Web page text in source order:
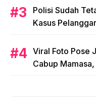
Polisi Sudah
Kasus
Viral Foto Pose
Cabup